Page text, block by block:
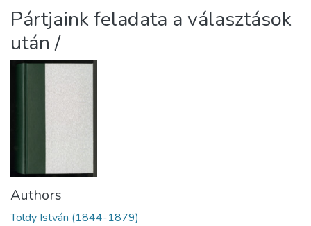
Statistics
About us
Pártjaink feladata a választások
után /
Authors
Toldy István (1844-1879)